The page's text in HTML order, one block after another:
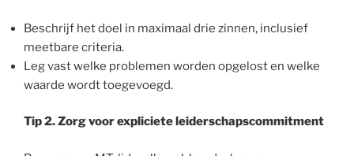
Beschrijf het doel in maximaal drie zinnen, inclusief
meetbare criteria.
Leg vast welke problemen worden opgelost en welke
waarde wordt toegevoegd.
Tip 2. Zorg voor expliciete leiderschapscommitment